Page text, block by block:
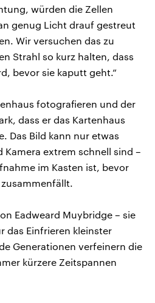
würden die Zellen
genug Licht drauf gestreut
Wir versuchen das zu
Strahl so kurz halten, dass
bevor sie kaputt geht.“
fotografieren und der
dass er das Kartenhaus
Das Bild kann nur etwas
extrem schnell sind –
im Kasten ist, bevor
Eadweard Muybridge – sie
das Einfrieren kleinster
Generationen verfeinern die
kürzere Zeitspannen